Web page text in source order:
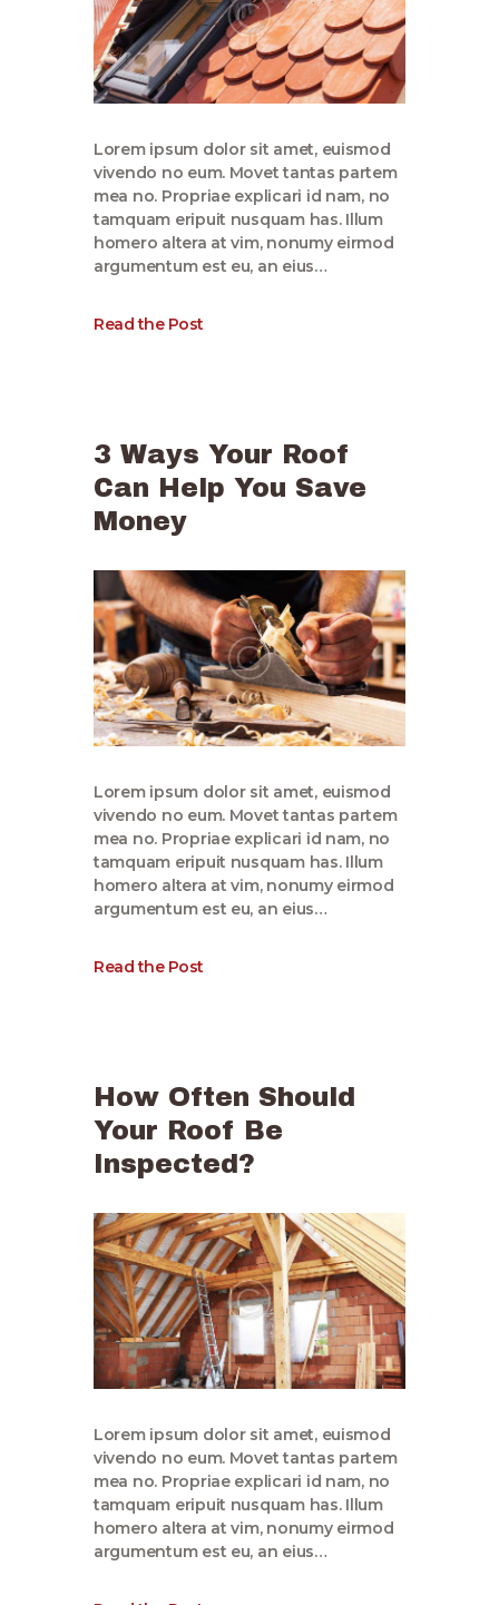
Lorem ipsum dolor sit amet, euismod
vivendo no eum. Movet tantas partem
mea no. Propriae explicari id nam, no
tamquam eripuit nusquam has. Illum
homero altera at vim, nonumy eirmod
argumentum est eu, an eius…
Read the Post
3 Ways Your Roof
Can Help You Save
Money
Lorem ipsum dolor sit amet, euismod
vivendo no eum. Movet tantas partem
mea no. Propriae explicari id nam, no
tamquam eripuit nusquam has. Illum
homero altera at vim, nonumy eirmod
argumentum est eu, an eius…
Read the Post
How Often Should
Your Roof Be
Inspected?
Lorem ipsum dolor sit amet, euismod
vivendo no eum. Movet tantas partem
mea no. Propriae explicari id nam, no
tamquam eripuit nusquam has. Illum
homero altera at vim, nonumy eirmod
argumentum est eu, an eius…